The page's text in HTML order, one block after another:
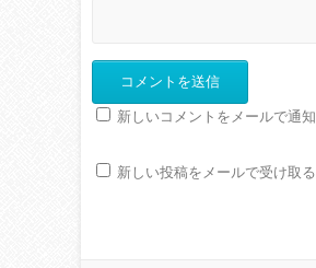
新しいコメントをメールで通知
新しい投稿をメールで受け取る